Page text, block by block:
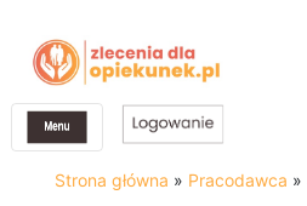
Strona główna » Pracodawca »